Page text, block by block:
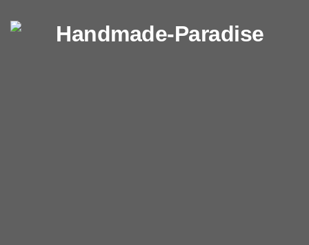
Перейти к содержимому